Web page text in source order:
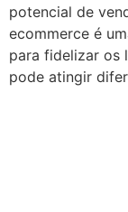
potencial de
ecommerce é
para fidelizar os
pode atingir